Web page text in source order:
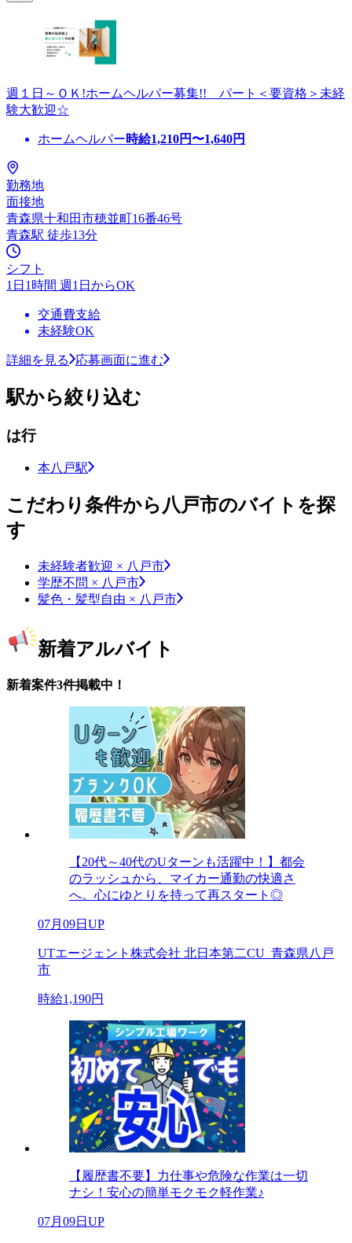
週１日～ＯＫ!ホームヘルパー募集!! パート＜要資格＞未経
験大歓迎☆
ホームヘルパー時給1,210円〜1,640円
勤務地
面接地
青森県十和田市穂並町16番46号
青森駅 徒歩13分
シフト
1日1時間 週1日からOK
交通費支給
未経験OK
詳細を見る 応募画面に進む
駅から絞り込む
は行
本八戸駅
こだわり条件から八戸市のバイトを探
す
未経験者歓迎 × 八戸市
学歴不問 × 八戸市
髪色・髪型自由 × 八戸市
新着アルバイト
新着案件3件掲載中！
【20代～40代のUターンも活躍中！】都会
のラッシュから、マイカー通勤の快適さ
へ。心にゆとりを持って再スタート◎
07月09日UP
UTエージェント株式会社 北日本第二CU_青森県八戸
市
時給1,190円
【履歴書不要】力仕事や危険な作業は一切
ナシ！安心の簡単モクモク軽作業♪
07月09日UP